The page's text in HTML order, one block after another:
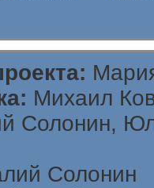
Михаил
Солонин,
Солонин